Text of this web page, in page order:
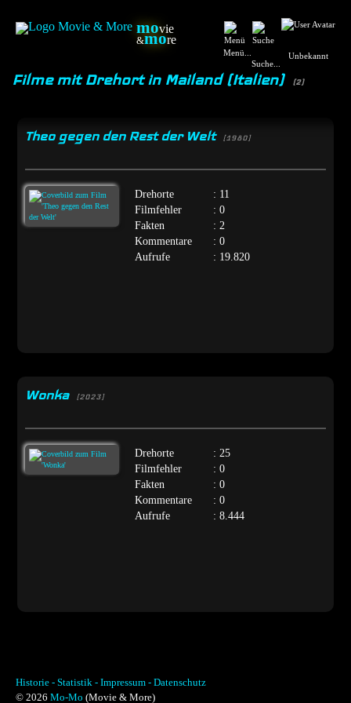
movie
&more
Menü...
Suche...
Unbekannt
Filme mit Drehort in Mailand (Italien) (2)
Theo gegen den Rest der Welt [1980]
Drehorte
: 11
Filmfehler
: 0
Fakten
: 2
Kommentare
: 0
Aufrufe
: 19.820
Wonka [2023]
Drehorte
: 25
Filmfehler
: 0
Fakten
: 0
Kommentare
: 0
Aufrufe
: 8.444
Historie - Statistik - Impressum - Datenschutz
© 2026 Mo-Mo (Movie & More)